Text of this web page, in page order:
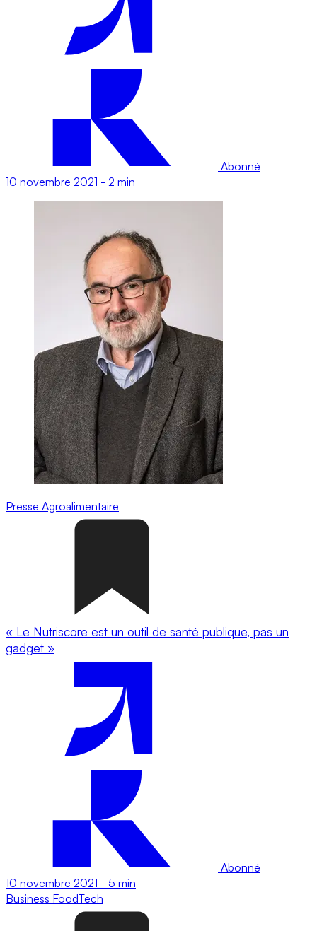
Abonné
10 novembre 2021 - 2 min
Presse Agroalimentaire
« Le Nutriscore est un outil de santé publique, pas un
gadget »
Abonné
10 novembre 2021 - 5 min
Business FoodTech